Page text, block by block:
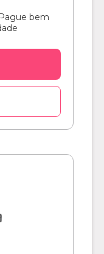
bem